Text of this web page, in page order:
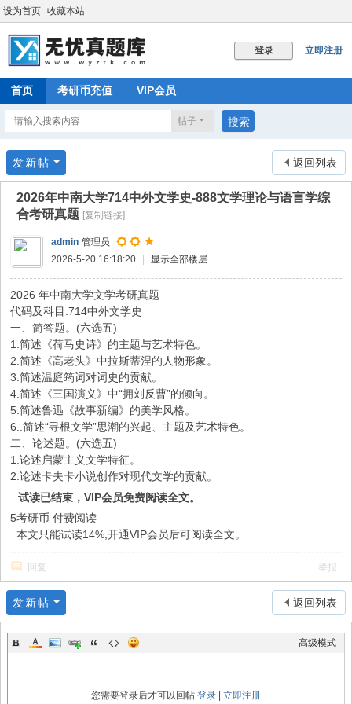
设为首页 收藏本站
登录 立即注册
首页 考研币充值 VIP会员
帖子 搜索
返回列表
发新帖
2026年中南大学714中外文学史-888文学理论与语言学综
合考研真题 [复制链接]
admin 管理员
2026-5-20 16:18:20
显示全部楼层
2026 年中南大学文学考研真题
代码及科目:714中外文学史
一、简答题。(六选五)
1.简述《荷马史诗》的主题与艺术特色。
2.简述《高老头》中拉斯蒂涅的人物形象。
3.简述温庭筠词对词史的贡献。
4.简述《三国演义》中“拥刘反曹”的倾向。
5.简述鲁迅《故事新编》的美学风格。
6..简述“寻根文学”思潮的兴起、主题及艺术特色。
二、论述题。(六选五)
1.论述启蒙主义文学特征。
2.论述卡夫卡小说创作对现代文学的贡献。
试读已结束，VIP会员免费阅读全文。
5考研币 付费阅读
本文只能试读14%,开通VIP会员后可阅读全文。
回复 举报
返回列表
发新帖
高级模式
您需要登录后才可以回帖 登录 立即注册